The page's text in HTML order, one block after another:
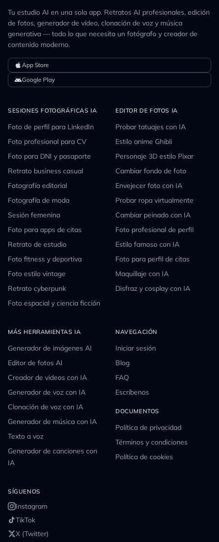
Tu estudio AI en una sola app. Retratos AI profesionales, edición
de fotos, generador de vídeo, clonación de voz y música
generativa — todo lo que necesita un fotógrafo y creador de
contenido moderno.
apple App Store
androidGoogle Play
SESIONES FOTOGRÁFICAS IA
Foto de perfil para LinkedIn
Foto profesional para CV
Foto para DNI y pasaporte
Retrato business casual
Fotografía editorial
Fotografía de moda
Sesión femenina
Foto para apps de citas
Retrato de estudio
Foto fitness y deportiva
Foto estilo vintage
Retrato cyberpunk
Foto espacial y ciencia ficción
EDITOR DE FOTOS IA
Probar tatuajes con IA
Estilo anime Ghibli
Personaje 3D estilo Pixar
Cambiar fondo de foto
Envejecer foto con IA
Probar ropa virtualmente
Cambiar peinado con IA
Foto profesional de perfil
Estilo famoso con IA
Foto para perfil de citas
Maquillaje con IA
Disfraz y cosplay con IA
MÁS HERRAMIENTAS IA
Generador de imágenes AI
Editor de fotos AI
Creador de videos con IA
Generador de voz con IA
Clonación de voz con IA
Generador de música con IA
Texto a voz
Generador de canciones con
IA
NAVEGACIÓN
Iniciar sesión
Blog
FAQ
Escríbenos
DOCUMENTOS
Política de privacidad
Términos y condiciones
Política de cookies
SÍGUENOS
Instagram
TikTok
X (Twitter)